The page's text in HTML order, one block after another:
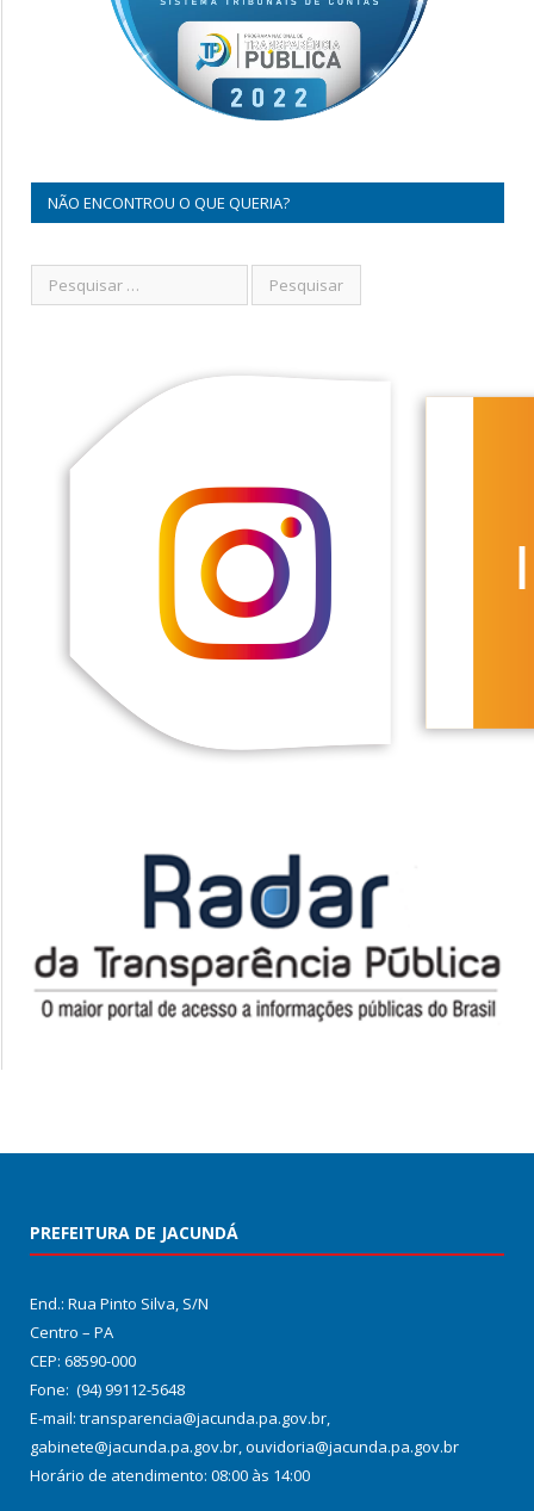
NÃO ENCONTROU O QUE QUERIA?
PREFEITURA DE JACUNDÁ
End.: Rua Pinto Silva, S/N
Centro – PA
CEP: 68590-000
Fone: (94) 99112-5648
E-mail: transparencia@jacunda.pa.gov.br,
gabinete@jacunda.pa.gov.br, ouvidoria@jacunda.pa.gov.br
Horário de atendimento: 08:00 às 14:00